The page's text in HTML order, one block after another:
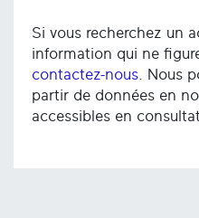
Si vous recherchez un
information qui ne
contactez-nous . Nous
partir de données en
accessibles en